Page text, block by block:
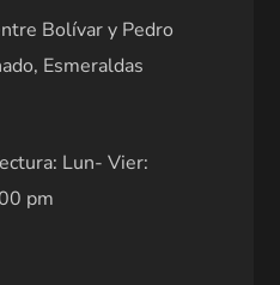
Bolívar y Pedro
Esmeraldas
Lun- Vier:
pm